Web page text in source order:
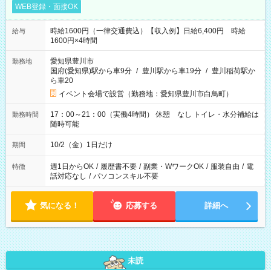
WEB登録・面接OK
給与
時給1600円（一律交通費込）【収入例】日給6,400円 時給
1600円×4時間
勤務地
愛知県豊川市
国府(愛知県)駅から車9分 / 豊川駅から車19分 / 豊川稲荷駅か
ら車20
イベント会場で設営（勤務地：愛知県豊川市白鳥町）
勤務時間
17：00～21：00（実働4時間） 休憩 なし トイレ・水分補給は
随時可能
期間 10/2（金）1日だけ
特徴 週1日からOK / 履歴書不要 / 副業・WワークOK / 服装自由 / 電
話対応なし / パソコンスキル不要
気になる！ 応募する 詳細へ
未読